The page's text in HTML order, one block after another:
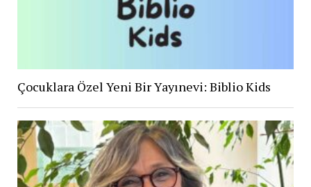
Çocuklara Özel Yeni Bir Yayınevi: Biblio Kids